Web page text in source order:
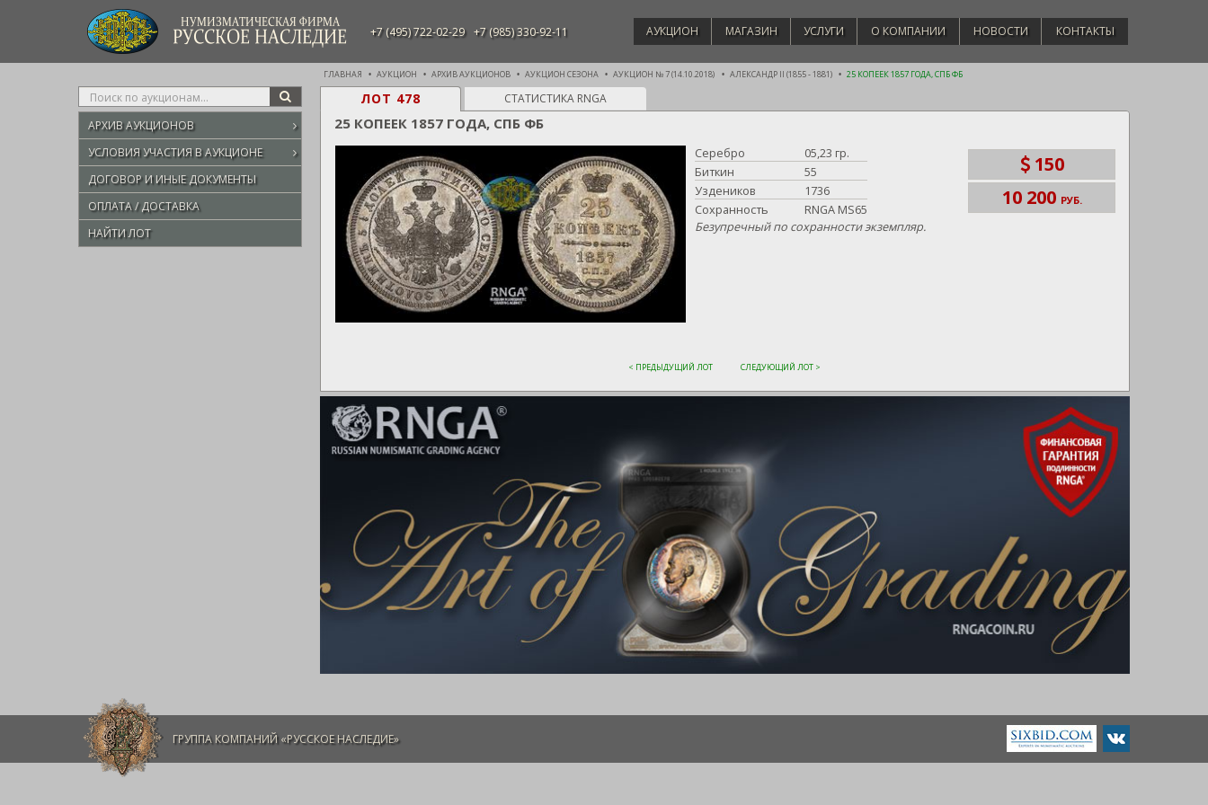
НУМИЗМАТИЧЕСКАЯ ФИРМА
РУССКОЕ НАСЛЕДИЕ +7 (495) 722-02-29 +7 (985) 330-92-11 АУКЦИОН МАГАЗИН УСЛУГИ О КОМПАНИИ НОВОСТИ КОНТАКТЫ
ГЛАВНАЯ АУКЦИОН АРХИВ АУКЦИОНОВ АУКЦИОН СЕЗОНА АУКЦИОН № 7 (14.10.2018) АЛЕКСАНДР II (1855 - 1881) 25 КОПЕЕК 1857 ГОДА, СПБ ФБ
Type
your
search
here
SEARCH
АРХИВ АУКЦИОНОВ
УСЛОВИЯ УЧАСТИЯ В АУКЦИОНЕ
ДОГОВОР И ИНЫЕ ДОКУМЕНТЫ
ОПЛАТА / ДОСТАВКА
НАЙТИ ЛОТ
ЛОТ 478 СТАТИСТИКА RNGA
25 КОПЕЕК 1857 ГОДА, СПБ ФБ
Серебро
05,23 гр.
Биткин
55
Уздеников
1736
Сохранность
RNGA MS65
Безупречный по сохранности экземпляр.
150
10 200 РУБ.
< ПРЕДЫДУЩИЙ ЛОТ СЛЕДУЮЩИЙ ЛОТ >
ГРУППА КОМПАНИЙ «РУССКОЕ НАСЛЕДИЕ»